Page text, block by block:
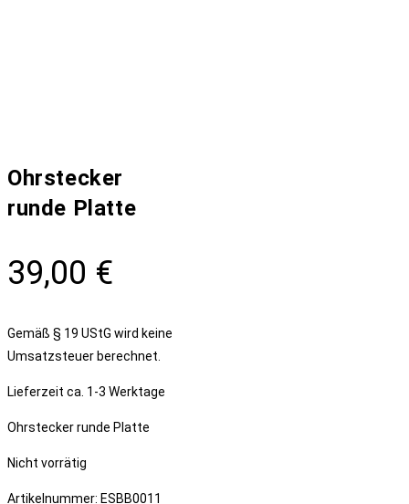
Ohrstecker
runde Platte
39,00 €
Gemäß § 19 UStG wird keine
Umsatzsteuer berechnet.
Lieferzeit ca. 1-3 Werktage
Ohrstecker runde Platte
Nicht vorrätig
Artikelnummer: ESBB0011